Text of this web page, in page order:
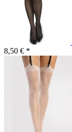
8,50 € *